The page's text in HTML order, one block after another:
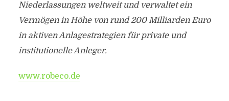
Niederlassungen weltweit und verwaltet ein
Vermögen in Höhe von rund 200 Milliarden Euro
in aktiven Anlagestrategien für private und
institutionelle Anleger.
www.robeco.de